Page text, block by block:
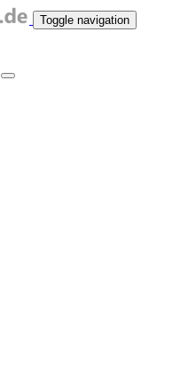
Toggle navigation